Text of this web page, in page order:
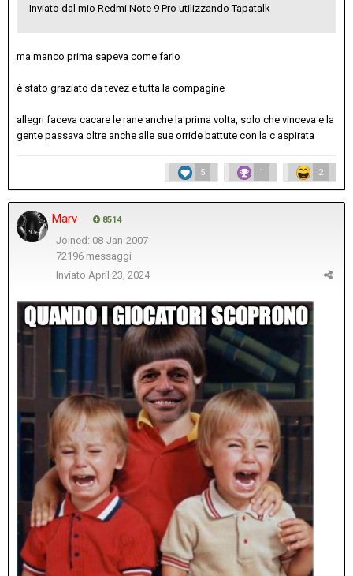
Inviato dal mio Redmi Note 9 Pro utilizzando Tapatalk
ma manco prima sapeva come farlo
è stato graziato da tevez e tutta la compagine
allegri faceva cacare le rane anche la prima volta, solo che vinceva e la
gente passava oltre anche alle sue orride battute con la c aspirata
5 1 2
Marv 8514
Joined: 08-Jan-2007
72196 messaggi
Inviato April 23, 2024